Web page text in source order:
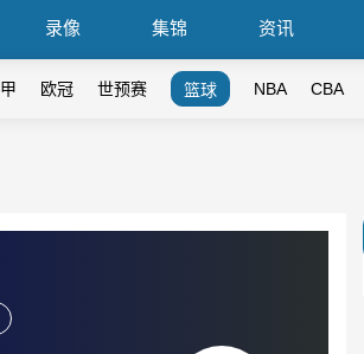
录像 集锦 资讯
欧冠 世预赛 篮球 NBA CBA